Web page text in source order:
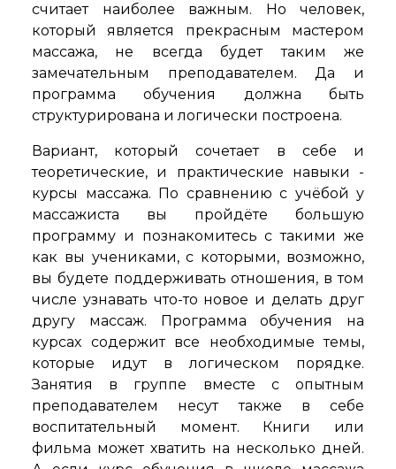
считает наиболее важным. Но человек,
который является прекрасным мастером
массажа, не всегда будет таким же
замечательным преподавателем. Да и
программа обучения должна быть
структурирована и логически построена.
Вариант, который сочетает в себе и
теоретические, и практические навыки -
курсы массажа. По сравнению с учёбой у
массажиста вы пройдёте большую
программу и познакомитесь с такими же
как вы учениками, с которыми, возможно,
вы будете поддерживать отношения, в том
числе узнавать что-то новое и делать друг
другу массаж. Программа обучения на
курсах содержит все необходимые темы,
которые идут в логическом порядке.
Занятия в группе вместе с опытным
преподавателем несут также в себе
воспитательный момент. Книги или
фильма может хватить на несколько дней.